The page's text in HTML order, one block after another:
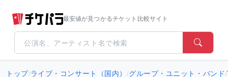
最安値が見つかるチケット比較サイト
トップ/ライブ・コンサート（国内） /グループ・ユニット・バンド/